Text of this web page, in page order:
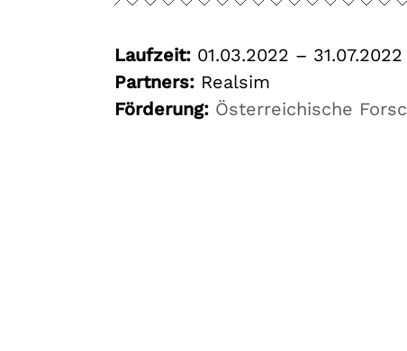
Laufzeit: 01.03.2022 – 31.07.2022
Partners: Realsim
Förderung: Österreichische